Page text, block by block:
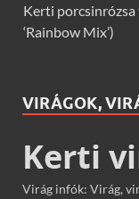
Kerti
‘Rainbow Mix’)
VIRÁGOK,
Kerti
Virág infók: Virág,